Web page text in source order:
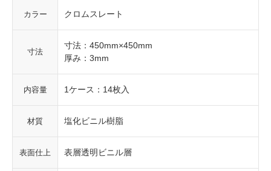
カラー クロムスレート
寸法
寸法：450mm×450mm
厚み：3mm
内容量 1ケース：14枚入
材質 塩化ビニル樹脂
表面仕上 表層透明ビニル層